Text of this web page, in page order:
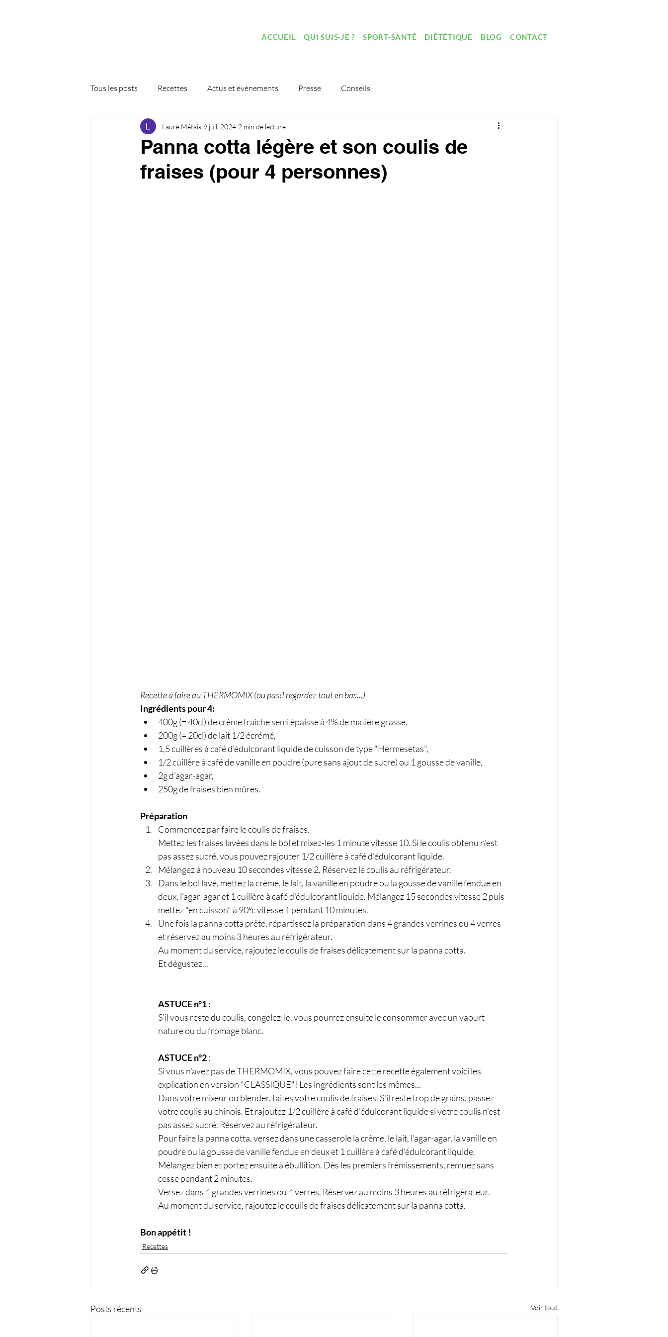
ACCUEIL QUI SUIS-JE ? SPORT-SANTÉ DIÉTÉTIQUE BLOG CONTACT
Tous les posts Recettes Actus et évènements Presse Conseils
Panna cotta légère et son coulis de
fraises (pour 4 personnes)
Laure Métais 9 juil. 2024 2 min de lecture
Recette à faire au THERMOMIX (ou pas!! regardez tout en bas...)
Ingrédients pour 4:
400g (= 40cl) de crème fraiche semi épaisse à 4% de matière grasse,
200g (= 20cl) de lait 1/2 écrémé,
1,5 cuillères à café d'édulcorant liquide de cuisson de type "Hermesetas",
1/2 cuillère à café de vanille en poudre (pure sans ajout de sucre) ou 1 gousse de vanille,
2g d'agar-agar,
250g de fraises bien mûres.
Préparation
Commencez par faire le coulis de fraises.
Mettez les fraises lavées dans le bol et mixez-les 1 minute vitesse 10. Si le coulis obtenu n'est
pas assez sucré, vous pouvez rajouter 1/2 cuillère à café d'édulcorant liquide.
Mélangez à nouveau 10 secondes vitesse 2. Réservez le coulis au réfrigérateur.
Dans le bol lavé, mettez la crème, le lait, la vanille en poudre ou la gousse de vanille fendue en
deux, l'agar-agar et 1 cuillère à café d'édulcorant liquide. Mélangez 15 secondes vitesse 2 puis
mettez "en cuisson" à 90°c vitesse 1 pendant 10 minutes.
Une fois la panna cotta prête, répartissez la préparation dans 4 grandes verrines ou 4 verres
et réservez au moins 3 heures au réfrigérateur.
Au moment du service, rajoutez le coulis de fraises délicatement sur la panna cotta.
Et dégustez...
ASTUCE n°1 :
S'il vous reste du coulis, congelez-le, vous pourrez ensuite le consommer avec un yaourt
nature ou du fromage blanc.
ASTUCE n°2 :
Si vous n'avez pas de THERMOMIX, vous pouvez faire cette recette également voici les
explication en version "CLASSIQUE"! Les ingrédients sont les mêmes...
Dans votre mixeur ou blender, faites votre coulis de fraises. S'il reste trop de grains, passez
votre coulis au chinois. Et rajoutez 1/2 cuillère à café d'édulcorant liquide si votre coulis n'est
pas assez sucré. Réservez au réfrigérateur.
Pour faire la panna cotta, versez dans une casserole la crème, le lait, l'agar-agar, la vanille en
poudre ou la gousse de vanille fendue en deux et 1 cuillère à café d'édulcorant liquide.
Mélangez bien et portez ensuite à ébullition. Dès les premiers frémissements, remuez sans
cesse pendant 2 minutes.
Versez dans 4 grandes verrines ou 4 verres. Réservez au moins 3 heures au réfrigérateur.
Au moment du service, rajoutez le coulis de fraises délicatement sur la panna cotta.
Bon appétit !
Recettes
Posts récents Voir tout